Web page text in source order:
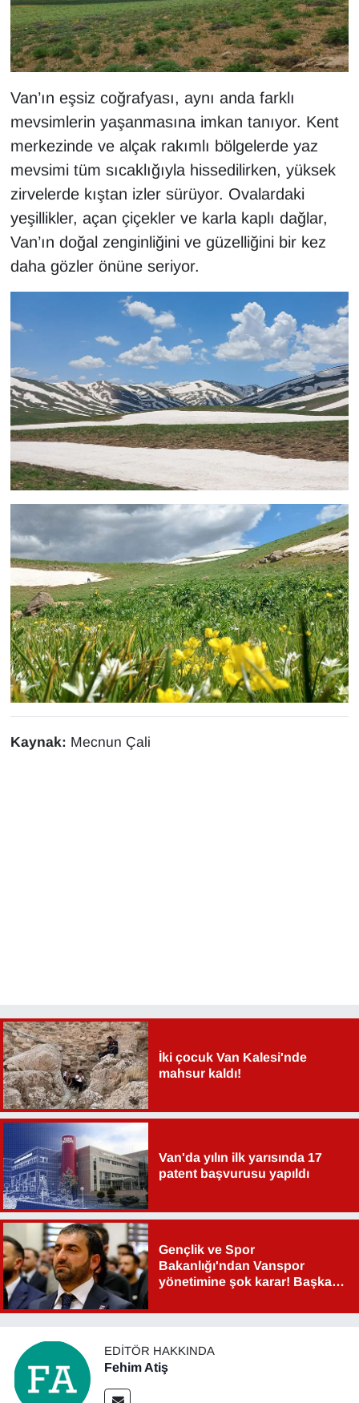
Van’ın eşsiz coğrafyası, aynı anda farklı
mevsimlerin yaşanmasına imkan tanıyor. Kent
merkezinde ve alçak rakımlı bölgelerde yaz
mevsimi tüm sıcaklığıyla hissedilirken, yüksek
zirvelerde kıştan izler sürüyor. Ovalardaki
yeşillikler, açan çiçekler ve karla kaplı dağlar,
Van’ın doğal zenginliğini ve güzelliğini bir kez
daha gözler önüne seriyor.
Kaynak: Mecnun Çali
İki çocuk Van Kalesi'nde
mahsur kaldı!
Van'da yılın ilk yarısında 17
patent başvurusu yapıldı
Gençlik ve Spor
Bakanlığı'ndan Vanspor
yönetimine şok karar! Başkan
EDITÖR HAKKINDA
Fehim Atiş